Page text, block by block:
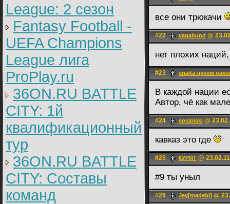
League: 2 cезон
Fantasy Football -
UEFA Champions
League лига
ProPlay.ru
36ON.RU BATTLE
CITY: 1й
квалификационный
тур
36ON.RU BATTLE
CITY: Составы
команд
все они трюкачи
#22 vagabund @
нет плохих
#23 snajta луком
В каждой нации
Автор, чё как
#24 sosipiski @
кавказ это где
#25 6УРЯТ @
#9 ты уныл
#26 Jey[madebl] @